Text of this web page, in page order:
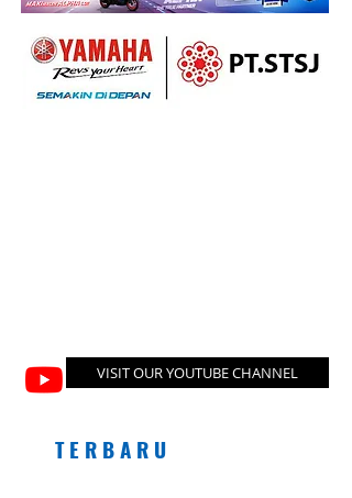
VISIT OUR YOUTUBE CHANNEL
T E R B A R U